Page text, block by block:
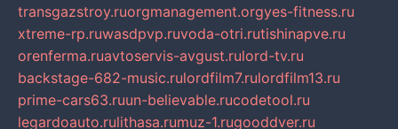
transgazstroy.ruorgmanagement.orgyes-fitness.ru
xtreme-rp.ruwasdpvp.ruvoda-otri.rutishinapve.ru
orenferma.ruavtoservis-avgust.rulord-tv.ru
backstage-682-music.rulordfilm7.rulordfilm13.ru
prime-cars63.ruun-believable.rucodetool.ru
legardoauto.rulithasa.rumuz-1.rugooddver.ru